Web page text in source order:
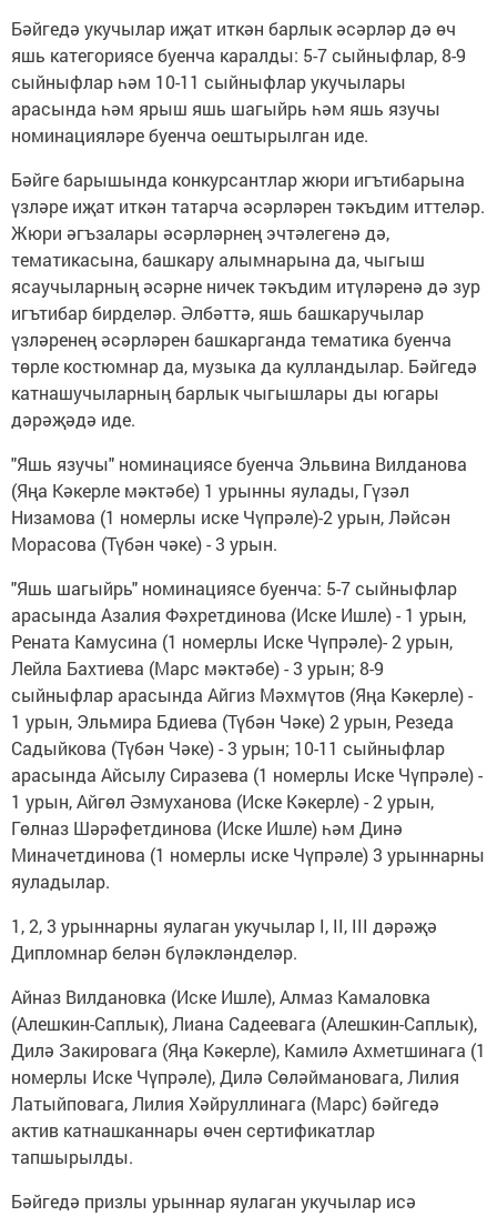
Бәйгедә укучылар иҗат иткән барлык әсәрләр дә өч
яшь категориясе буенча каралды: 5-7 сыйныфлар, 8-9
сыйныфлар һәм 10-11 сыйныфлар укучылары
арасында һәм ярыш яшь шагыйрь һәм яшь язучы
номинацияләре буенча оештырылган иде.
Бәйге барышында конкурсантлар жюри игътибарына
үзләре иҗат иткән татарча әсәрләрен тәкъдим иттеләр.
Жюри әгъзалары әсәрләрнең эчтәлегенә дә,
тематикасына, башкару алымнарына да, чыгыш
ясаучыларның әсәрне ничек тәкъдим итүләренә дә зур
игътибар бирделәр. Әлбәттә, яшь башкаручылар
үзләренең әсәрләрен башкарганда тематика буенча
төрле костюмнар да, музыка да кулландылар. Бәйгедә
катнашучыларның барлык чыгышлары ды югары
дәрәҗәдә иде.
"Яшь язучы" номинациясе буенча Эльвина Вилданова
(Яңа Кәкерле мәктәбе) 1 урынны яулады, Гүзәл
Низамова (1 номерлы иске Чүпрәле)-2 урын, Ләйсән
Морасова (Түбән чәке) - 3 урын.
"Яшь шагыйрь" номинациясе буенча: 5-7 сыйныфлар
арасында Азалия Фәхретдинова (Иске Ишле) - 1 урын,
Рената Камусина (1 номерлы Иске Чүпрәле)- 2 урын,
Лейла Бахтиева (Марс мәктәбе) - 3 урын; 8-9
сыйныфлар арасында Айгиз Мәхмүтов (Яңа Кәкерле) -
1 урын, Эльмира Бдиева (Түбән Чәке) 2 урын, Резеда
Садыйкова (Түбән Чәке) - 3 урын; 10-11 сыйныфлар
арасында Айсылу Сиразева (1 номерлы Иске Чүпрәле) -
1 урын, Айгөл Әзмуханова (Иске Кәкерле) - 2 урын,
Гөлназ Шәрәфетдинова (Иске Ишле) һәм Динә
Миначетдинова (1 номерлы иске Чүпрәле) 3 урыннарны
яуладылар.
1, 2, 3 урыннарны яулаган укучылар I, II, III дәрәҗә
Дипломнар белән бүләкләнделәр.
Айназ Вилдановка (Иске Ишле), Алмаз Камаловка
(Алешкин-Саплык), Лиана Садеевага (Алешкин-Саплык),
Дилә Закировага (Яңа Кәкерле), Камилә Ахметшинага (1
номерлы Иске Чүпрәле), Дилә Сөләймановага, Лилия
Латыйповага, Лилия Хәйруллинага (Марс) бәйгедә
актив катнашканнары өчен сертификатлар
тапшырылды.
Бәйгедә призлы урыннар яулаган укучылар исә